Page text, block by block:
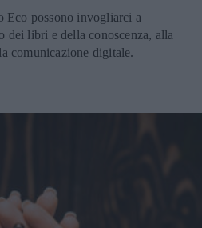
Eco possono invogliarci a
dei libri e della conoscenza, alla
comunicazione digitale.